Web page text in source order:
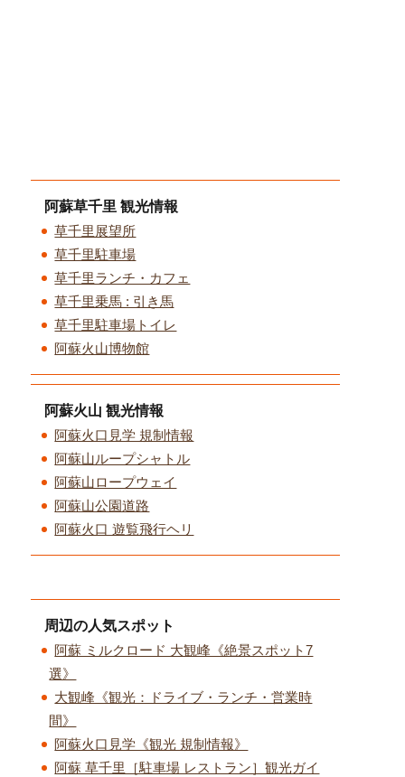
阿蘇草千里 観光情報
草千里展望所
草千里駐車場
草千里ランチ・カフェ
草千里乗馬 : 引き馬
草千里駐車場トイレ
阿蘇火山博物館
阿蘇火山 観光情報
阿蘇火口見学 規制情報
阿蘇山ループシャトル
阿蘇山ロープウェイ
阿蘇山公園道路
阿蘇火口 遊覧飛行ヘリ
周辺の人気スポット
阿蘇 ミルクロード 大観峰《絶景スポット7
選》
大観峰《観光：ドライブ・ランチ・営業時
間》
阿蘇火口見学《観光 規制情報》
阿蘇 草千里［駐車場 レストラン］観光ガイ